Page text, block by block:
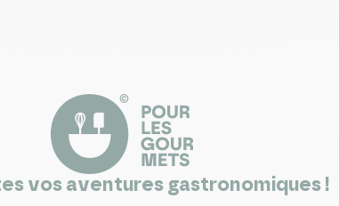
vos aventures gastronomiques !